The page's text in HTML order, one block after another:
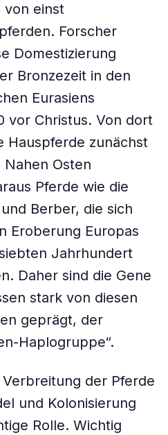
von einst
Forscher
Domestizierung
Bronzezeit in den
Eurasiens
vor Christus. Von dort
Hauspferde zunächst
Nahen Osten
Pferde wie die
Berber, die sich
Eroberung Europas
Jahrhundert
Daher sind die Gene
stark von diesen
geprägt, der
Haplogruppe“.
der Pferde
und Kolonisierung
Rolle. Wichtig